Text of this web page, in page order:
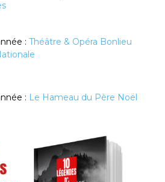
: Théâtre & Opéra Bonlieu
: Le Hameau du Père Noël